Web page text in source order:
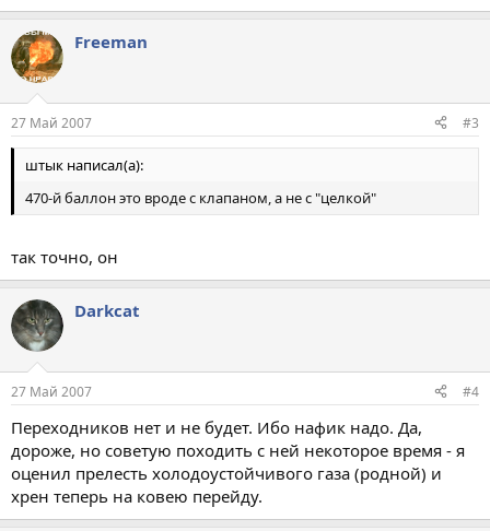
Freeman
27 Май 2007 #3
штык написал(а):
470-й баллон это вроде с клапаном, а не с "целкой"
так точно, он
Darkcat
27 Май 2007 #4
Переходников нет и не будет. Ибо нафик надо. Да,
дороже, но советую походить с ней некоторое время - я
оценил прелесть холодоустойчивого газа (родной) и
хрен теперь на ковею перейду.